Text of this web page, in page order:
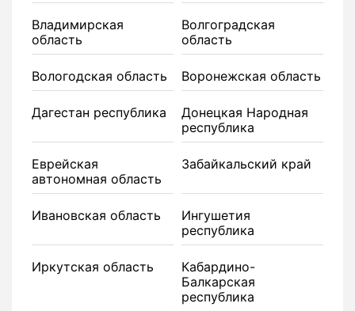
Владимирская
область
Волгоградская
область
Вологодская область Воронежская область
Дагестан республика
Донецкая Народная
республика
Еврейская
автономная область
Забайкальский край
Ивановская область
Ингушетия
республика
Иркутская область
Кабардино-
Балкарская
республика